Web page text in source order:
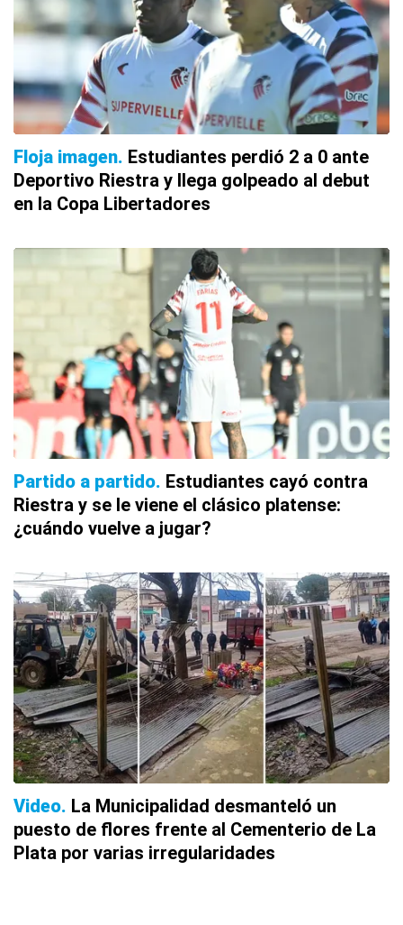
Floja imagen Estudiantes perdió 2 a 0 ante
Deportivo Riestra y llega golpeado al debut
en la Copa Libertadores
Partido a partido Estudiantes cayó contra
Riestra y se le viene el clásico platense:
¿cuándo vuelve a jugar?
Video La Municipalidad desmanteló un
puesto de flores frente al Cementerio de La
Plata por varias irregularidades